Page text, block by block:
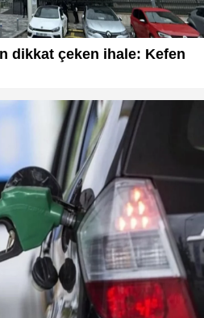
dikkat çeken ihale: Kefen